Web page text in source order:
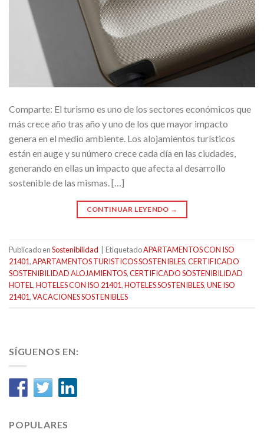
Comparte: El turismo es uno de los sectores económicos que
más crece año tras año y uno de los que mayor impacto
genera en el medio ambiente. Los alojamientos turísticos
están en auge y su número crece cada día en las ciudades,
generando en ellas un impacto que afecta al desarrollo
sostenible de las mismas. […]
CONTINUAR LEYENDO →
Publicado enSostenibilidad EtiquetadoAPARTAMENTOS CON ISO
21401,APARTAMENTOS TURISTICOS SOSTENIBLES,CERTIFICADO
SOSTENIBILIDAD ALOJAMIENTOS,CERTIFICADO SOSTENIBILIDAD
HOTEL,HOTELES CON ISO 21401,HOTELES SOSTENIBLES,UNE ISO
21401,VACACIONES SOSTENIBLES
SÍGUENOS EN:
POPULARES